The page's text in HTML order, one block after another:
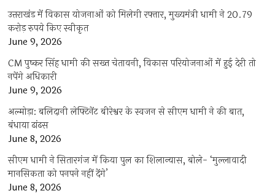
उत्तराखंड में विकास योजनाओं को मिलेगी रफ्तार, मुख्यमंत्री धामी ने 20.79
करोड़ रुपये किए स्वीकृत
June 9, 2026
CM पुष्कर सिंह धामी की सख्त चेतावनी, विकास परियोजनाओं में हुई देरी तो
नपेंगे अधिकारी
June 9, 2026
अल्मोड़ा: बलिदानी लेफ्टिनेंट बीरेश्वर के स्वजन से सीएम धामी ने की बात,
बंधाया ढांढस
June 8, 2026
सीएम धामी ने सितारगंज में किया पुल का शिलान्यास, बोले- ‘मुल्लावादी
मानसिकता को पनपने नहीं देंगे’
June 8, 2026